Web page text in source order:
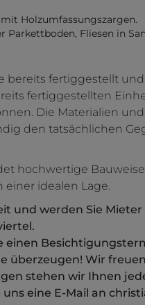
Holzumfassungszargen.
Parkettboden, Fliesen in
bereits fertiggestellt
fertiggestellten
Die Materialien
den tatsächlichen
hochwertige
idealen Lage.
und werden Sie
einen
überzeugen! Wir
stehen wir Ihnen
eine E-Mail an